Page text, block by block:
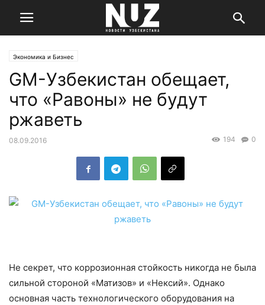
Экономика и Бизнес
GM-Узбекистан обещает,
что «Равоны» не будут
ржаветь
08.09.2016 0
194
Не секрет, что коррозионная стойкость никогда не была
сильной стороной «Матизов» и «Нексий». Однако
основная часть технологического оборудования на